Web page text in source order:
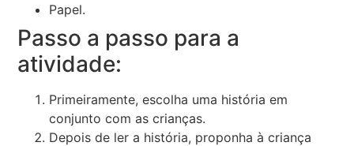
Papel.
Passo a passo para a
atividade:
Primeiramente, escolha uma história em
conjunto com as crianças.
Depois de ler a história, proponha à criança